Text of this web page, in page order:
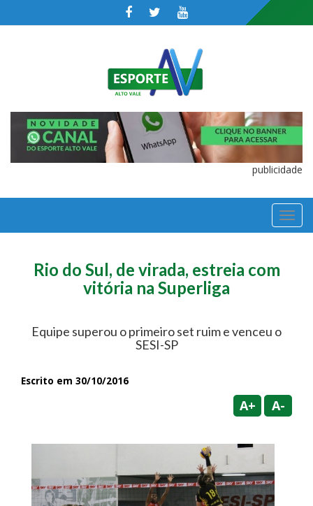
publicidade
Rio do Sul, de virada, estreia com
vitória na Superliga
Equipe superou o primeiro set ruim e venceu o
SESI-SP
Escrito em 30/10/2016
A+ A-